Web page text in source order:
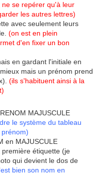
se repérer qu'à leur
les autres lettres)
avec seulement leurs
(on est en plein
d'en fixer un bon
en gardant l'initiale en
mais un prénom prend
(ils s'habituent ainsi à la
MAJUSCULE
le système du tableau
en MAJUSCULE
étiquette (je
qui devient le dos de
bien son nom en